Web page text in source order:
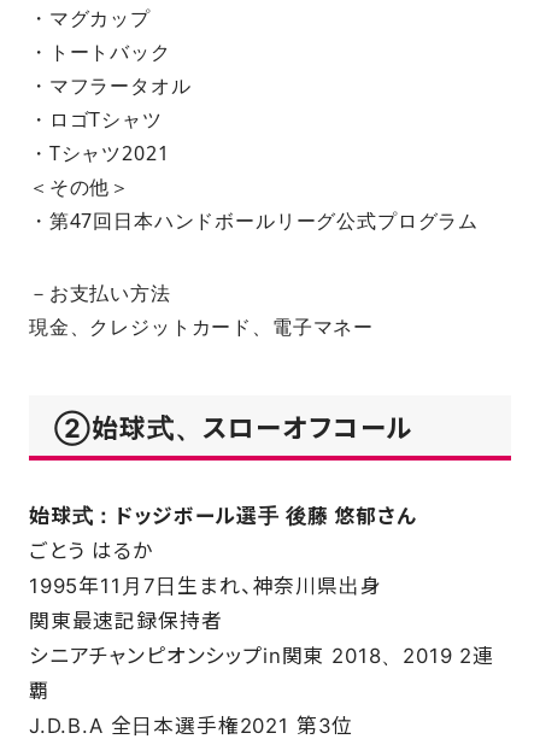
・マグカップ
・トートバック
・マフラータオル
・ロゴTシャツ
・Tシャツ2021
＜その他＞
・第47回日本ハンドボールリーグ公式プログラム
－お支払い方法
現金、クレジットカード、電子マネー
②始球式、スローオフコール
始球式： ドッジボール選手 後藤 悠郁さん
ごとう はるか
1995年11月7日生まれ、神奈川県出身
関東最速記録保持者
シニアチャンピオンシップin関東 2018、2019 2連
覇
J.D.B.A 全日本選手権2021 第3位